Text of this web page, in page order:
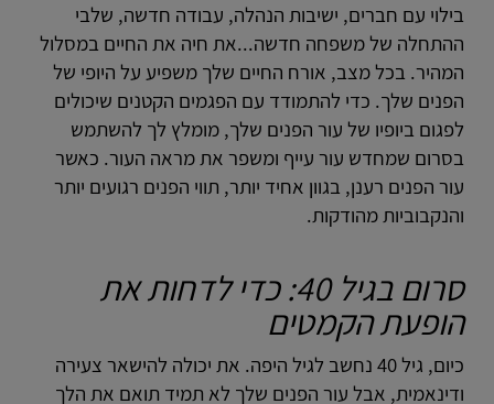
בילוי עם חברים, ישיבות הנהלה, עבודה חדשה, שלבי
ההתחלה של משפחה חדשה...את חיה את החיים במסלול
המהיר. בכל מצב, אורח החיים שלך משפיע על היופי של
הפנים שלך. כדי להתמודד עם הפגמים הקטנים שיכולים
לפגום ביופיו של עור הפנים שלך, מומלץ לך להשתמש
בסרום שמחדש עור עייף ומשפר את מראה העור. כאשר
עור הפנים רענן, בגוון אחיד יותר, תווי הפנים רגועים יותר
והנקבוביות מהודקות.
סרום בגיל 40: כדי לדחות את
הופעת הקמטים
כיום, גיל 40 נחשב לגיל היפה. את יכולה להישאר צעירה
ודינאמית, אבל עור הפנים שלך לא תמיד תואם את הלך